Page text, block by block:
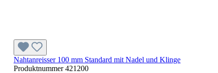
Nahtanreisser 100 mm Standard mit Nadel und Klinge
Produktnummer421200